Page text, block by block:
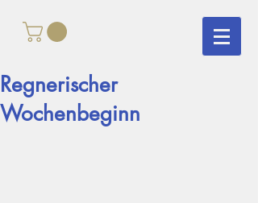
Regnerischer
Wochenbeginn